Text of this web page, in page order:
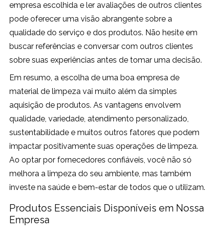
empresa escolhida e ler avaliações de outros clientes
pode oferecer uma visão abrangente sobre a
qualidade do serviço e dos produtos. Não hesite em
buscar referências e conversar com outros clientes
sobre suas experiências antes de tomar uma decisão.
Em resumo, a escolha de uma boa empresa de
material de limpeza vai muito além da simples
aquisição de produtos. As vantagens envolvem
qualidade, variedade, atendimento personalizado,
sustentabilidade e muitos outros fatores que podem
impactar positivamente suas operações de limpeza.
Ao optar por fornecedores confiáveis, você não só
melhora a limpeza do seu ambiente, mas também
investe na saúde e bem-estar de todos que o utilizam.
Produtos Essenciais Disponíveis em Nossa
Empresa